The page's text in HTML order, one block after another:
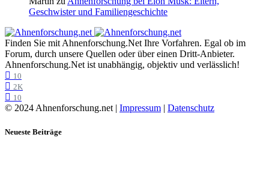
Geschwister und Familiengeschichte
Finden Sie mit Ahnenforschung.Net Ihre Vorfahren. Egal ob im
Forum, durch unsere Quellen oder über einen Dritt-Anbieter.
Ahnenforschung.Net ist unabhängig, objektiv und verlässlich!
10
2K
10
© 2024 Ahnenforschung.net | Impressum Datenschutz
Neueste Beiträge